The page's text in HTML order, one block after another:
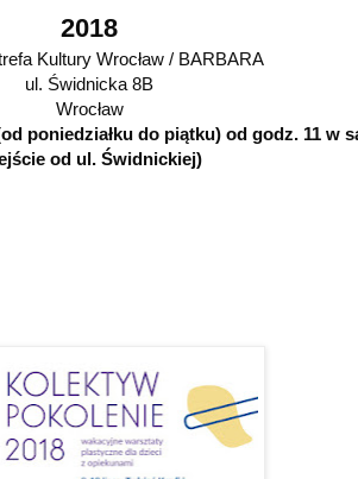
2018
Kultury Wrocław / BARBARA
ul. Świdnicka 8B
Wrocław
poniedziałku do piątku) od godz. 11 w
od ul. Świdnickiej)